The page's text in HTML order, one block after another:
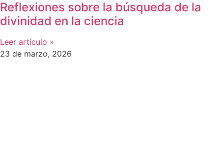
Reflexiones sobre la búsqueda de la
divinidad en la ciencia
Leer artículo »
23 de marzo, 2026